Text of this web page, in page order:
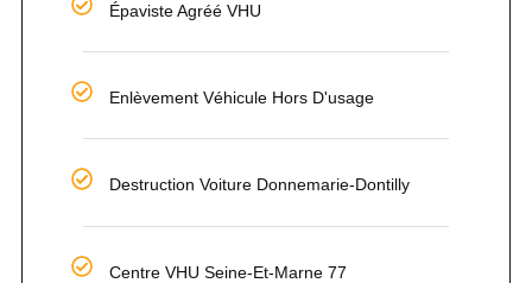
Épaviste Agréé VHU
Enlèvement Véhicule Hors D'usage
Destruction Voiture Donnemarie-Dontilly
Centre VHU Seine-Et-Marne 77